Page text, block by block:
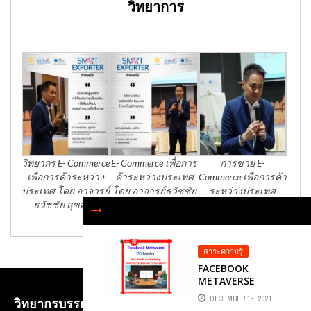
สาระความรู้
FACEBOOK
METAVERSE
ของ MARK
ZUCKERBERG จะ
DECEMBER 13, 2021
วิทยาการ
วิทยากร E- Commerce
เพื่อการค้าระหว่าง
ประเทศ โดย อาจารย์
ธวัชชัย สุขสีดา
E- Commerce เพื่อการ
ค้าระหว่างประเทศ
โดย อาจารย์ธวัชชัย
การขาย E-
Commerce เพื่อการค้า
ระหว่างประเทศ
วิทยากรบรรยาย E-COMMERCE เพื่อการค้าระหว่าง